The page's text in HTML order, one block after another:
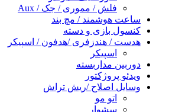
فلش / مموری / جک / Aux
ساعت هوشمند / مچ بند
کنسول بازی و دسته
هدست / هندزفری /هدفون / اسپیکر
اسپیکر
دوربین مداربسته
ویدئو پروژکتور
وسایل اصلاح /ریش تراش
اتو مو
سشوار